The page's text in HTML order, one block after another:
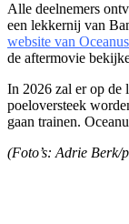
Alle deelnemers
een lekkernij van
website van Oceanus
de aftermovie
In 2026 zal er op de
poeloversteek
gaan trainen.
(Foto’s: Adrie Berk/